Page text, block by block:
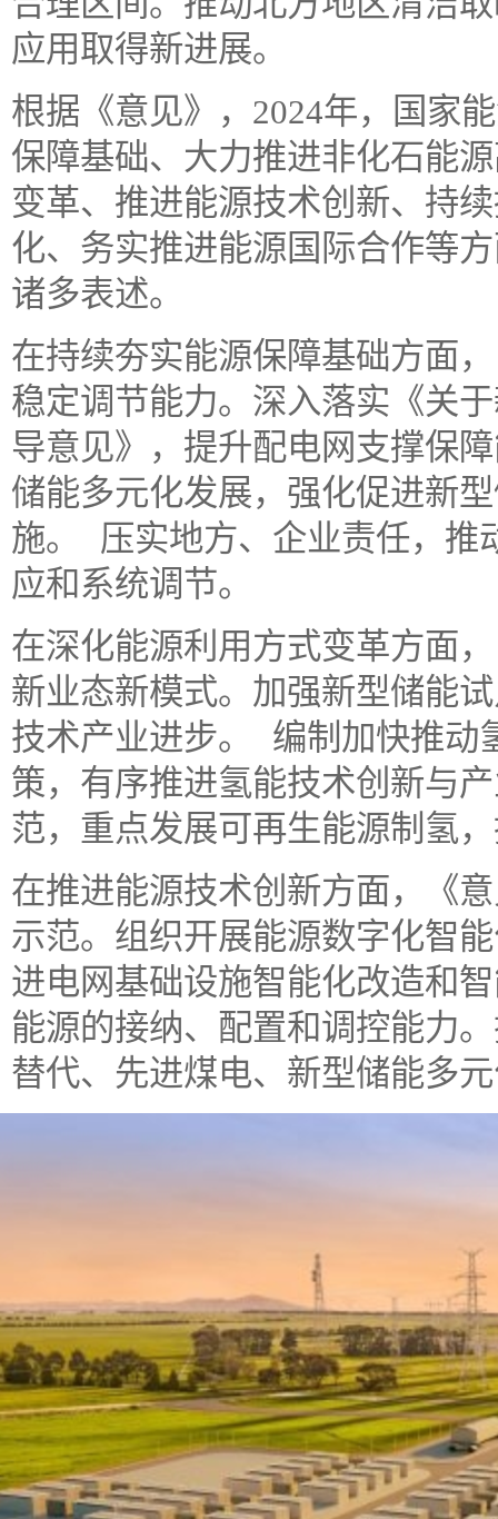
应用取得新进展。
根据《意见》，2024年，国家
保障基础、大力推进非化石能
变革、推进能源技术创新、持
化、务实推进能源国际合作等
诸多表述。
在持续夯实能源保障基础方面
稳定调节能力。深入落实《关
导意见》，提升配电网支撑保
储能多元化发展，强化促进新
施。 压实地方、企业责任，推
应和系统调节。
在深化能源利用方式变革方面
新业态新模式。加强新型储能
技术产业进步。 编制加快推动
策，有序推进氢能技术创新与
范，重点发展可再生能源制氢
在推进能源技术创新方面，《
示范。组织开展能源数字化智
进电网基础设施智能化改造和
能源的接纳、配置和调控能力
替代、先进煤电、新型储能多